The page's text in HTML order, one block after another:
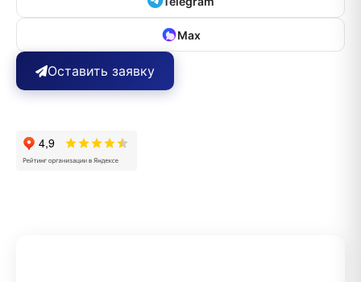
Max
Оставить заявку